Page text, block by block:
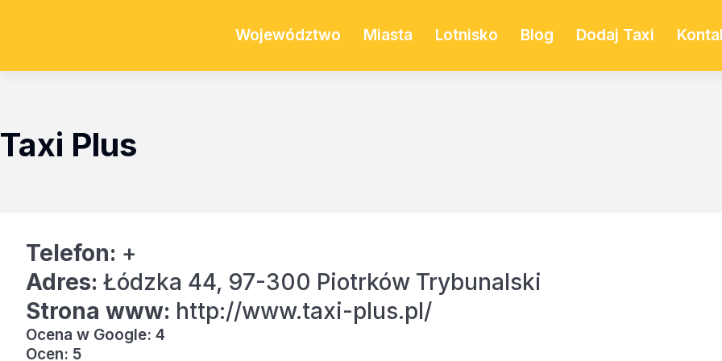
Województwo Miasta Lotnisko Blog Dodaj Taxi
Taxi Plus
Telefon: +
Adres: Łódzka 44, 97-300 Piotrków Trybunalski
Strona www: http://www.taxi-plus.pl/
Ocena w Google: 4
Ocen: 5